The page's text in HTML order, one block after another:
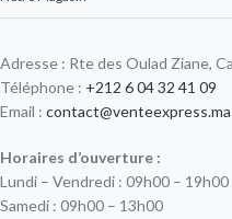
Adresse : Rte des Oulad Ziane,
Téléphone : +212 6 04 32 41 09
Email : contact@venteexpress.ma
Horaires d’ouverture :
Lundi – Vendredi : 09h00 – 19h00
Samedi : 09h00 – 13h00